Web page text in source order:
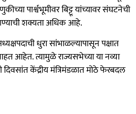
पार्श्वभूमीवर बिट्टू यांच्यावर संघटनेची
शक्यता अधिक आहे.
धुरा सांभाळल्यापासून पक्षात
आहेत. त्यामुळे राज्यसभेच्या या नव्या
केंद्रीय मंत्रिमंडळात मोठे फेरबदल